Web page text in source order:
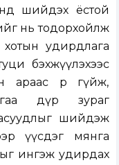
шийдэх ёстой
нь тодорхойлж
хотын удирдлага
бэхжүүлэхээс
өөрөө гүйж,
дүр зураг
шийдэж
үүсдэг мянга
ингэж удирдах